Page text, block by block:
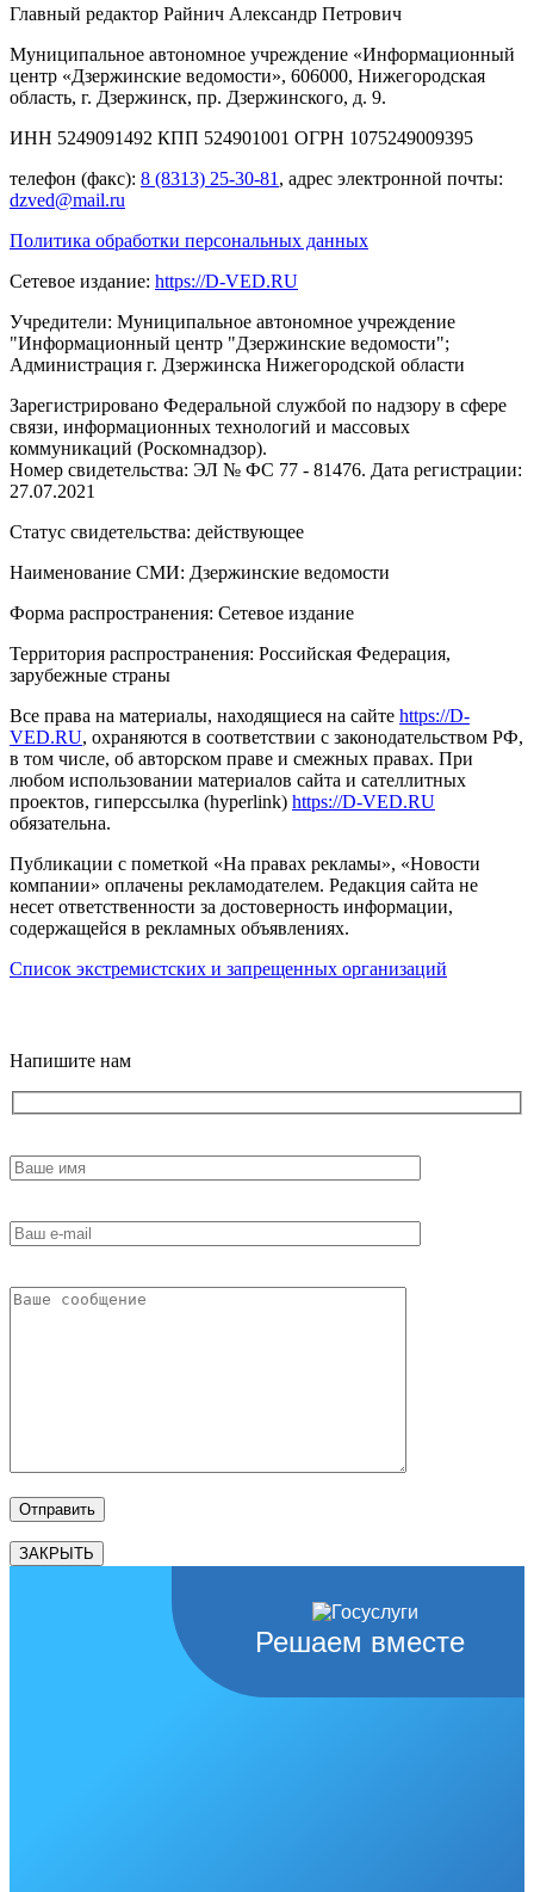
Главный редактор Райнич Александр Петрович
Муниципальное автономное учреждение «Информационный
центр «Дзержинские ведомости», 606000, Нижегородская
область, г. Дзержинск, пр. Дзержинского, д. 9.
ИНН 5249091492 КПП 524901001 ОГРН 1075249009395
телефон (факс): 8 (8313) 25-30-81 , адрес электронной почты:
dzved@mail.ru
Политика обработки персональных данных
Сетевое издание: https://D-VED.RU
Учредители: Муниципальное автономное учреждение
"Информационный центр "Дзержинские ведомости";
Администрация г. Дзержинска Нижегородской области
Зарегистрировано Федеральной службой по надзору в сфере
связи, информационных технологий и массовых
коммуникаций (Роскомнадзор).
Номер свидетельства: ЭЛ № ФС 77 - 81476. Дата регистрации:
27.07.2021
Статус свидетельства: действующее
Наименование СМИ: Дзержинские ведомости
Форма распространения: Сетевое издание
Территория распространения: Российская Федерация,
зарубежные страны
Все права на материалы, находящиеся на сайте https://D-
VED.RU, охраняются в соответствии с законодательством РФ,
в том числе, об авторском праве и смежных правах. При
любом использовании материалов сайта и сателлитных
проектов, гиперссылка (hyperlink) https://D-VED.RU
обязательна.
Публикации с пометкой «На правах рекламы», «Новости
компании» оплачены рекламодателем. Редакция сайта не
несет ответственности за достоверность информации,
содержащейся в рекламных объявлениях.
Список экстремистских и запрещенных организаций
Напишите нам
ЗАКРЫТЬ
Решаем вместе